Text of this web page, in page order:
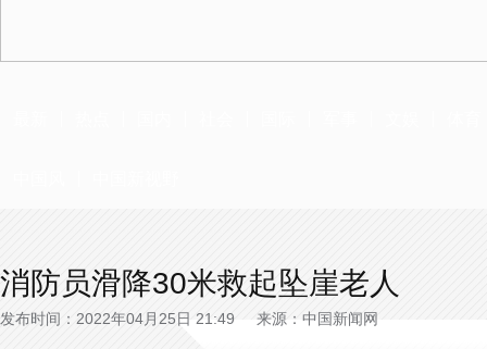
消防员滑降30米救起坠崖老人
发布时间：2022年04月25日 21:49 来源：中国新闻网